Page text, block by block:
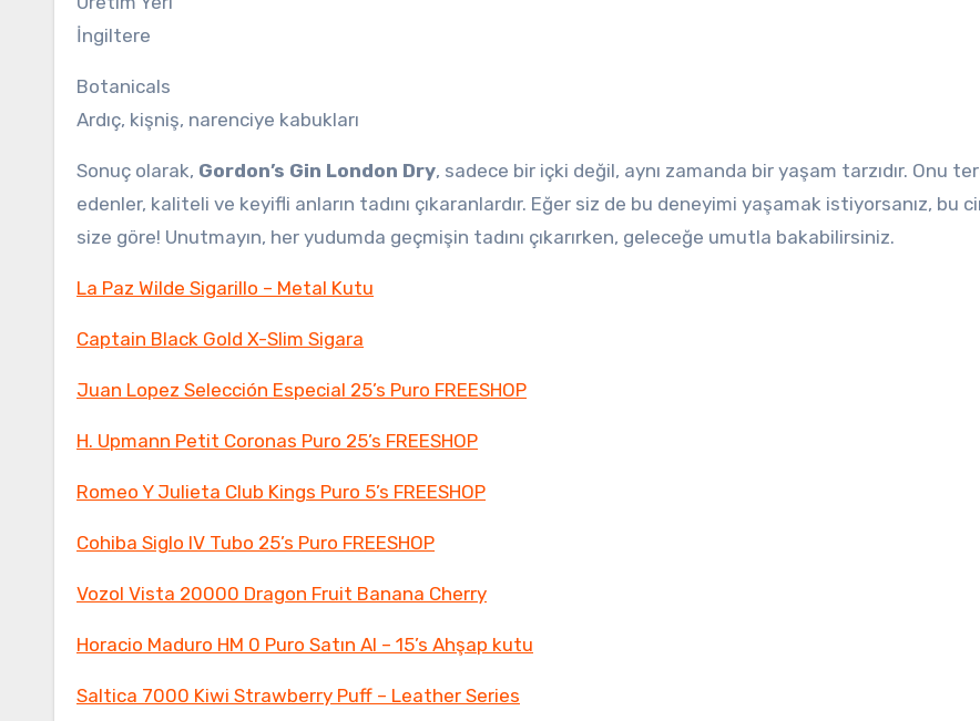
İngiltere
Botanicals
Ardıç, kişniş, narenciye kabukları
Sonuç olarak, Gordon’s Gin London Dry, sadece bir içki değil, aynı zamanda bir yaşam tarzıdır. Onu
edenler, kaliteli ve keyifli anların tadını çıkaranlardır. Eğer siz de bu deneyimi yaşamak istiyorsanız, bu
size göre! Unutmayın, her yudumda geçmişin tadını çıkarırken, geleceğe umutla bakabilirsiniz.
La Paz Wilde Sigarillo – Metal Kutu
Captain Black Gold X-Slim Sigara
Juan Lopez Selección Especial 25’s Puro FREESHOP
H. Upmann Petit Coronas Puro 25’s FREESHOP
Romeo Y Julieta Club Kings Puro 5’s FREESHOP
Cohiba Siglo IV Tubo 25’s Puro FREESHOP
Vozol Vista 20000 Dragon Fruit Banana Cherry
Horacio Maduro HM 0 Puro Satın Al – 15’s Ahşap kutu
Saltica 7000 Kiwi Strawberry Puff – Leather Series